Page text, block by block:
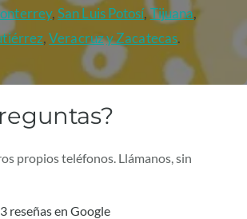
,San Luis Potosí,Tijuana,
,Veracruzy Zacatecas.
propios teléfonos. Llámanos, sin
reseñas en Google